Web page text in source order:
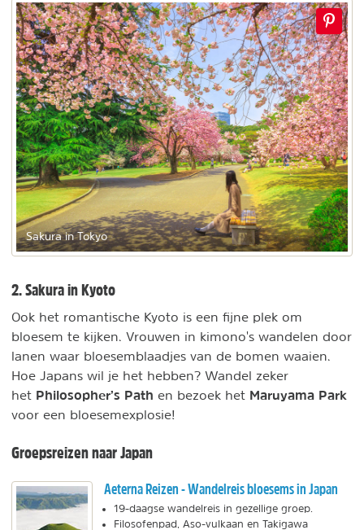
Sakura in Tokyo
2. Sakura in Kyoto
Ook het romantische Kyoto is een fijne plek om
bloesem te kijken. Vrouwen in kimono's wandelen door
lanen waar bloesemblaadjes van de bomen waaien.
Hoe Japans wil je het hebben? Wandel zeker
het Philosopher’s Path en bezoek het Maruyama Park
voor een bloesemexplosie!
Groepsreizen naar Japan
Aeterna Reizen - Wandelreis bloesems in Japan
19-daagse wandelreis in gezellige groep.
Filosofenpad, Aso-vulkaan en Takigawa